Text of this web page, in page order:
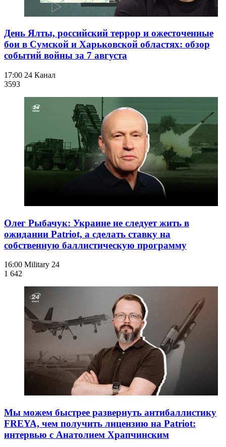
День Ялты, российский террор и ожесточенные
бои в Сумской и Харьковской областях: обзор
событий войны за 7 августа
17:00 24 Канал
3593
Олег Рыбачук: Украине не следует жить в
ожидании Patriot, а сделать ставку на
собственную баллистическую программу
16:00 Military 24
1 642
Мы можем быстрее развернуть антибаллистику
FREYA, чем получить лицензию на Patriot:
интервью с Анатолием Храпчинским